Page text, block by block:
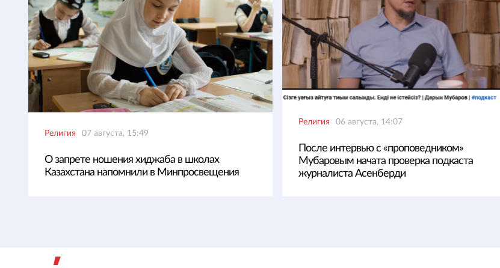
Религия 07 августа, 15:49
О запрете ношения хиджаба в школах
Казахстана напомнили в Минпросвещения
Религия 06 августа, 14:07
После интервью с «проповедником»
Мубаровым начата проверка подкаста
журналиста Асенберди